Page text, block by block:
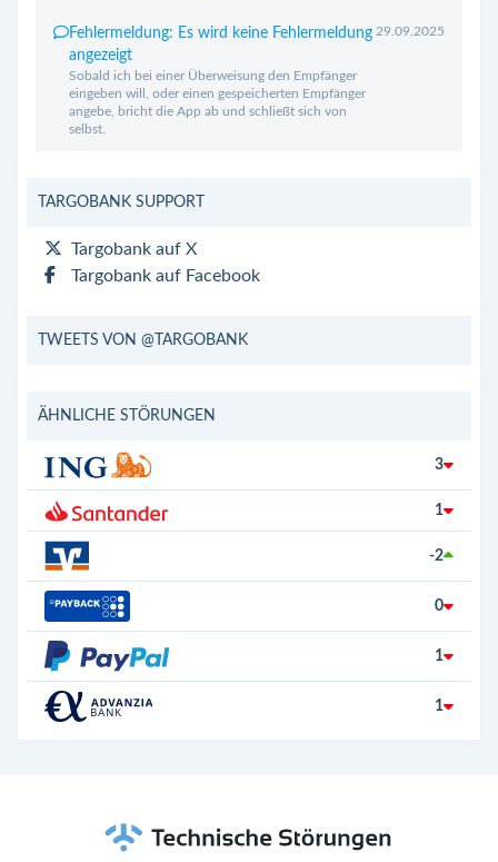
Fehlermeldung: Es wird keine Fehlermeldung
angezeigt
Sobald ich bei einer Überweisung den Empfänger
eingeben will, oder einen gespeicherten Empfänger
angebe, bricht die App ab und schließt sich von
selbst.
29.09.2025
TARGOBANK SUPPORT
Targobank auf X
Targobank auf Facebook
TWEETS VON @TARGOBANK
ÄHNLICHE STÖRUNGEN
3
1
-2
0
1
1